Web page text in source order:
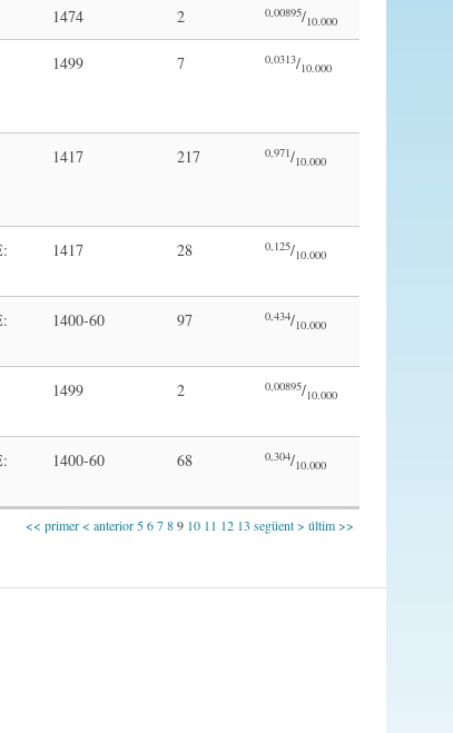
1474 2 0,00895/10.000
1499 7 0,0313/10.000
1417 217 0,971/10.000
1417 28 0,125/10.000
1400-60 97 0,434/10.000
1499 2 0,00895/10.000
1400-60 68 0,304/10.000
<< primer< anterior 56789 10 11 12 13 següent > últim >>